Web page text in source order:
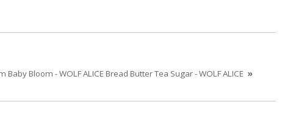
Baby Bloom - WOLF ALICE Bread Butter Tea Sugar - WOLF ALICE »